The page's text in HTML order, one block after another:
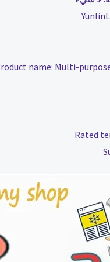
name: Multi-
Rated